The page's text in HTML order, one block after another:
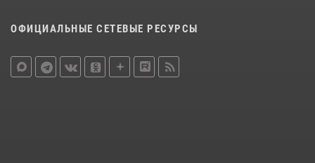
ОФИЦИАЛЬНЫЕ СЕТЕВЫЕ РЕСУРСЫ